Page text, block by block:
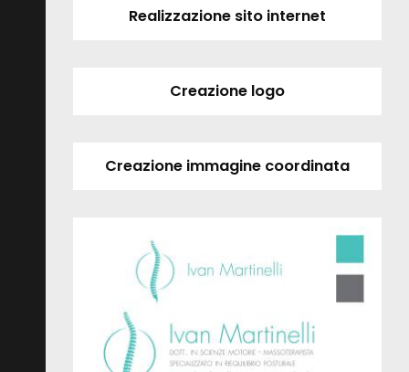
Realizzazione sito internet
Creazione logo
Creazione immagine coordinata